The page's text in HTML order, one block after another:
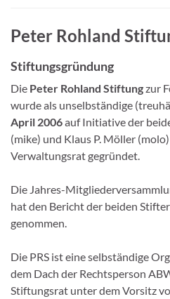
Peter Rohland
Stiftungsgründung
Die Peter Rohland Stiftungzur
wurde als unselbständige
April 2006auf Initiative der
(mike) und Klaus P. Möller
Verwaltungsrat gegründet.
Die Jahres-
hat den Bericht der beiden
genommen.
Die PRS ist eine selbständige
dem Dach der Rechtsperson
Stiftungsrat unter dem Vorsitz